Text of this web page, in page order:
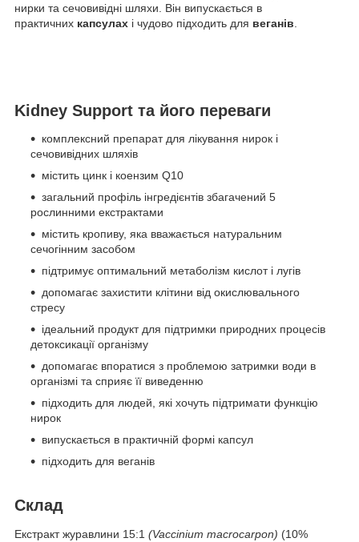
нирки та сечовивідні шляхи. Він випускається в
практичних капсулах і чудово підходить для веганів
Kidney Support та його переваги
комплексний препарат для лікування нирок і
сечовивідних шляхів
містить цинк і коензим Q10
загальний профіль інгредієнтів збагачений 5
рослинними екстрактами
містить кропиву, яка вважається натуральним
сечогінним засобом
підтримує оптимальний метаболізм кислот і лугів
допомагає захистити клітини від окислювального
стресу
ідеальний продукт для підтримки природних процесів
детоксикації організму
допомагає впоратися з проблемою затримки води в
організмі та сприяє її виведенню
підходить для людей, які хочуть підтримати функцію
нирок
випускається в практичній формі капсул
підходить для веганів
Склад
Екстракт журавлини 15:1 (Vaccinium macrocarpon) (10%